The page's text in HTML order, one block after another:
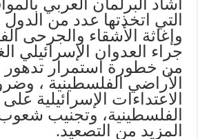
أشاد البرلمان العربي
التي اتخذتها عدد من
وإغاثة الأشقاء والجرحى
جراء العدوان الإسرائيلي
من خطورة استمرار تدهور
الأراضي الفلسطينية ،
الاعتداءات الإسرائيلية
الفلسطينية، وتجنيب
المزيد من التصعيد.